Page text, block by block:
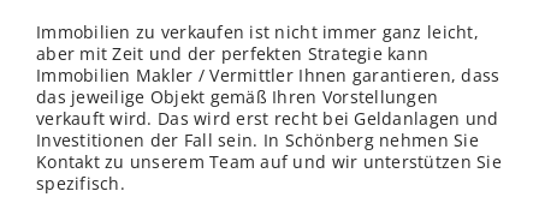
Immobilien zu verkaufen ist nicht immer ganz leicht,
aber mit Zeit und der perfekten Strategie kann
Immobilien Makler / Vermittler Ihnen garantieren, dass
das jeweilige Objekt gemäß Ihren Vorstellungen
verkauft wird. Das wird erst recht bei Geldanlagen und
Investitionen der Fall sein. In Schönberg nehmen Sie
Kontakt zu unserem Team auf und wir unterstützen Sie
spezifisch.